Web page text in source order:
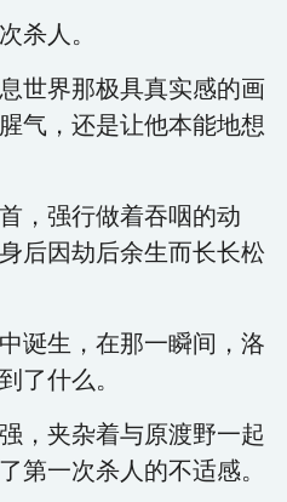
杀人。
世界那极具真实感的画
气，还是让他本能地想
，强行做着吞咽的动
后因劫后余生而长长松
诞生，在那一瞬间，洛
了什么。
，夹杂着与原渡野一起
第一次杀人的不适感。